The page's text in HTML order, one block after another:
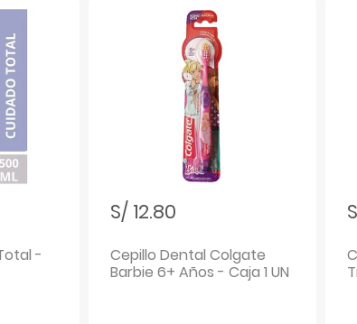
-
S/ 12.80
Cepillo Dental Colgate
Barbie 6+ Años - Caja 1 UN